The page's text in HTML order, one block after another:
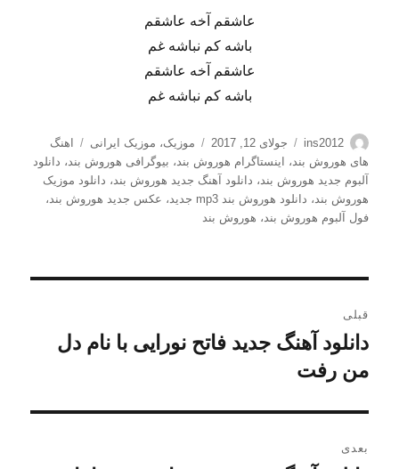
عاشقم آخه عاشقم
باشه کم نباشه غم
عاشقم آخه عاشقم
باشه کم نباشه غم
نویسنده
ins2012
ارسال
شده
در
جولای 12, 2017 دسته‌ها
موزیک، موزیک ایرانی برچسب‌ها
اهنگ
های هوروش بند، اینستاگرام هوروش بند، بیوگرافی هوروش بند، دانلود
آلبوم جدید هوروش بند، دانلود آهنگ جدید هوروش بند، دانلود موزیک
هوروش بند، دانلود هوروش بند mp3 جدید ، عکس جدید هوروش بند،
فول آلبوم هوروش بند، هوروش بند
نوشته
قبلی
نوشته
قبلی:
دانلود آهنگ جدید فاتح نورایی با نام دل
من رفت
بعدی